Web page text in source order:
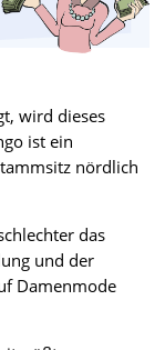
wird dieses
ist ein
nördlich
das
und der
Damenmode